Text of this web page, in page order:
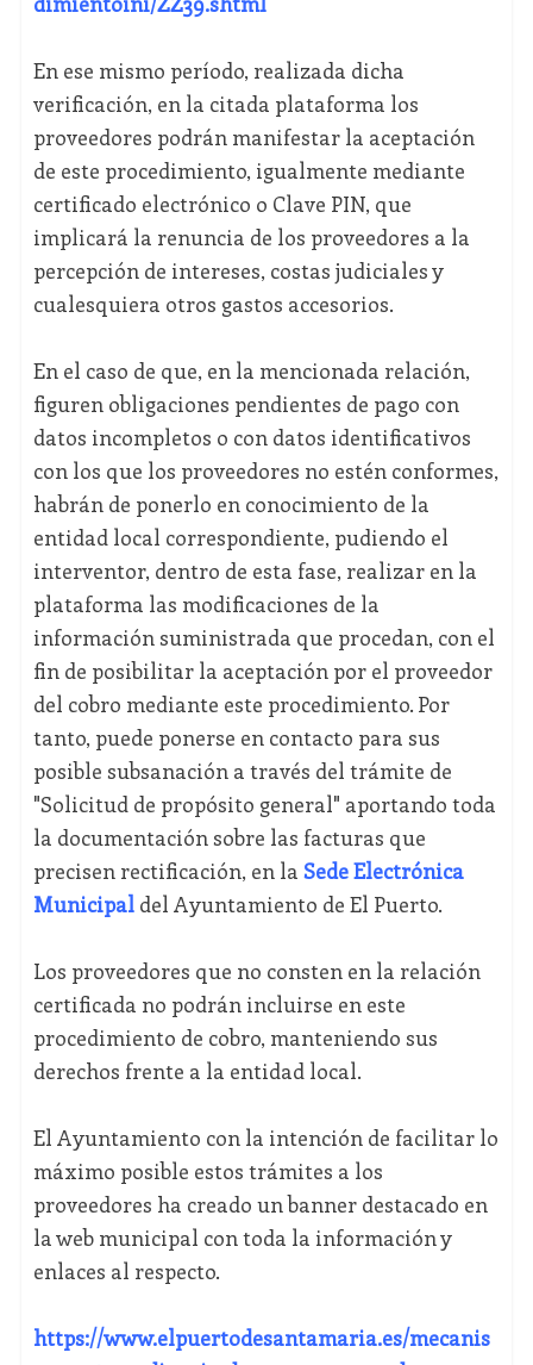
En ese mismo período, realizada dicha
verificación, en la citada plataforma los
proveedores podrán manifestar la aceptación
de este procedimiento, igualmente mediante
certificado electrónico o Clave PIN, que
implicará la renuncia de los proveedores a la
percepción de intereses, costas judiciales y
cualesquiera otros gastos accesorios.
En el caso de que, en la mencionada relación,
figuren obligaciones pendientes de pago con
datos incompletos o con datos identificativos
con los que los proveedores no estén conformes,
habrán de ponerlo en conocimiento de la
entidad local correspondiente, pudiendo el
interventor, dentro de esta fase, realizar en la
plataforma las modificaciones de la
información suministrada que procedan, con el
fin de posibilitar la aceptación por el proveedor
del cobro mediante este procedimiento. Por
tanto, puede ponerse en contacto para sus
posible subsanación a través del trámite de
"Solicitud de propósito general" aportando toda
la documentación sobre las facturas que
precisen rectificación, en la Sede Electrónica
Municipaldel Ayuntamiento de El Puerto.
Los proveedores que no consten en la relación
certificada no podrán incluirse en este
procedimiento de cobro, manteniendo sus
derechos frente a la entidad local.
El Ayuntamiento con la intención de facilitar lo
máximo posible estos trámites a los
proveedores ha creado un banner destacado en
la web municipal con toda la información y
enlaces al respecto.
https://www.elpuertodesantamaria.es/mecanis